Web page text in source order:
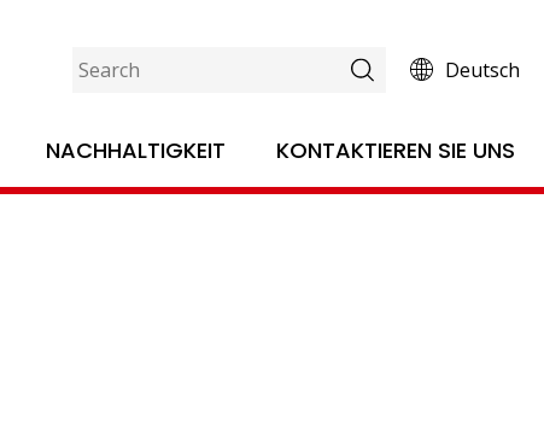
Deutsch
NACHHALTIGKEIT KONTAKTIEREN SIE UNS